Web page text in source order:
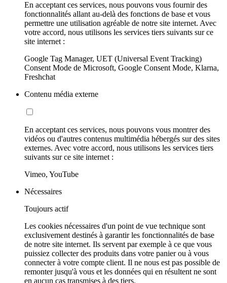
En acceptant ces services, nous pouvons vous fournir des
fonctionnalités allant au-delà des fonctions de base et vous
permettre une utilisation agréable de notre site internet. Avec
votre accord, nous utilisons les services tiers suivants sur ce
site internet :
Google Tag Manager, UET (Universal Event Tracking)
Consent Mode de Microsoft, Google Consent Mode, Klarna,
Freshchat
Contenu média externe
En acceptant ces services, nous pouvons vous montrer des
vidéos ou d'autres contenus multimédia hébergés sur des sites
externes. Avec votre accord, nous utilisons les services tiers
suivants sur ce site internet :
Vimeo, YouTube
Nécessaires
Toujours actif
Les cookies nécessaires d'un point de vue technique sont
exclusivement destinés à garantir les fonctionnalités de base
de notre site internet. Ils servent par exemple à ce que vous
puissiez collecter des produits dans votre panier ou à vous
connecter à votre compte client. Il ne nous est pas possible de
remonter jusqu'à vous et les données qui en résultent ne sont
en aucun cas transmises à des tiers.